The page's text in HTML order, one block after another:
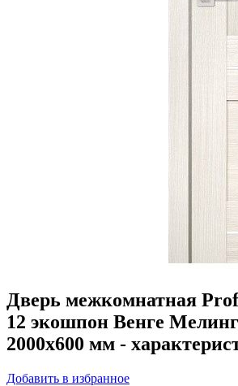
Дверь межкомнатная
12 экошпон Венге
2000х600 мм -
Добавить в избранное